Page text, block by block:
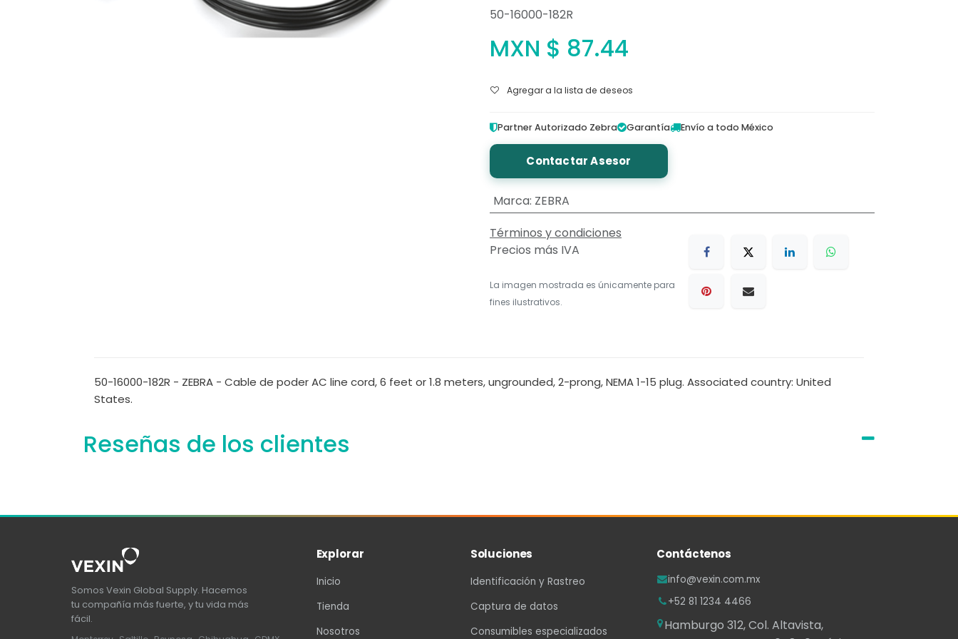
50-16000-182R
MXN $ 87.44
Agregar a la lista de deseos
Partner Autorizado Zebra Garantía Envío a todo México
Contactar Asesor
Marca: ZEBRA
Términos y condiciones
Precios más IVA
La imagen mostrada es únicamente para
fines ilustrativos.
50-16000-182R - ZEBRA - Cable de poder AC line cord, 6 feet or 1.8 meters, ungrounded, 2-prong, NEMA 1-15 plug. Associated country: United
States.
Reseñas de los clientes
Somos Vexin Global Supply. Hacemos
tu compañía más fuerte, y tu vida más
fácil.
Explorar
Inicio
Tienda
Nosotros
Soluciones
Identificación y Rastreo
Captura de datos
Consumibles especializados
Contáctenos
info@vexin.com.mx
+52 81 1234 4466
Hamburgo 312, Col. Altavista,